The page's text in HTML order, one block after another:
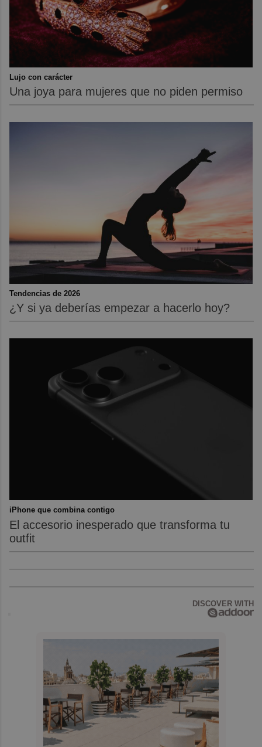
Lujo con carácter
Una joya para mujeres que no piden permiso
Tendencias de 2026
¿Y si ya deberías empezar a hacerlo hoy?
iPhone que combina contigo
El accesorio inesperado que transforma tu
outfit
DISCOVER WITH